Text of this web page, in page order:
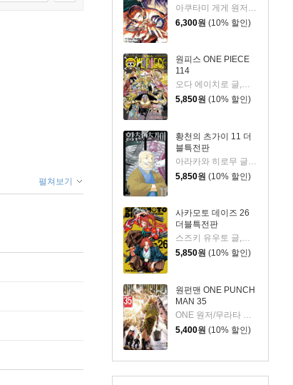
아쿠타미 게게 원저/Yuji Iwasaki 글그림/이정운 역
6,300원 (10% 할인)
원피스 ONE PIECE
114
오다 에이치로 글,그림
5,850원 (10% 할인)
황천의 츠가이 11 더
블특전판
아라카와 히로무 글그림
5,850원 (10% 할인)
사카모토 데이즈 26
더블특전판
스즈키 유우토 글,그림
5,850원 (10% 할인)
원펀맨 ONE PUNCH
MAN 35
ONE 원저/무라타 유스케 그림
5,400원 (10% 할인)
펼쳐보기